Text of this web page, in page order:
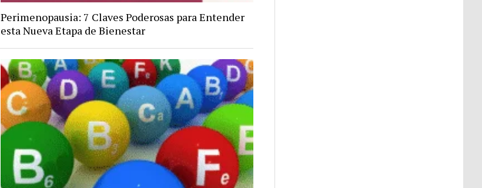
Perimenopausia: 7 Claves Poderosas para Entender
esta Nueva Etapa de Bienestar